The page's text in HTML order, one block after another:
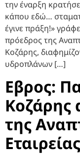
την έναρξη
κάπου εδώ…
έγινε πράξη!»
πρόεδρος της
Κοζάρης,
υδροπλάνων […]
Εβρος:
Κοζάρης
της
Εταιρείας